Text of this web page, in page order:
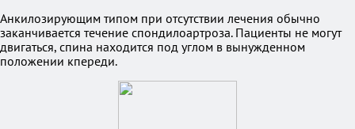
Анкилозирующим типом при отсутствии лечения обычно
заканчивается течение спондилоартроза. Пациенты не могут
двигаться, спина находится под углом в вынужденном
положении кпереди.